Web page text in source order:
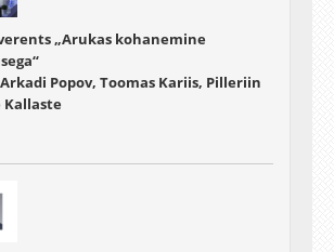
„Arukas kohanemine
Popov, Toomas Kariis, Pilleriin
Kallaste